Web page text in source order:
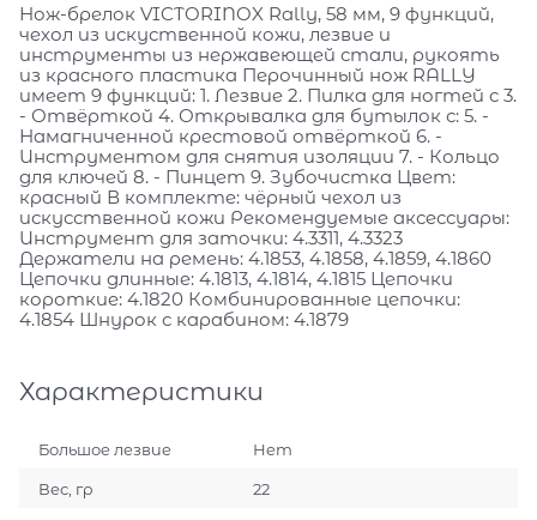
Нож-брелок VICTORINOX Rally, 58 мм, 9 функций,
чехол из искуственной кожи, лезвие и
инструменты из нержавеющей стали, рукоять
из красного пластика Перочинный нож RALLY
имеет 9 функций: 1. Лезвие 2. Пилка для ногтей с 3.
- Отвёрткой 4. Открывалка для бутылок с: 5. -
Намагниченной крестовой отвёрткой 6. -
Инструментом для снятия изоляции 7. - Кольцо
для ключей 8. - Пинцет 9. Зубочистка Цвет:
красный В комплекте: чёрный чехол из
искусственной кожи Рекомендуемые аксессуары:
Инструмент для заточки: 4.3311, 4.3323
Держатели на ремень: 4.1853, 4.1858, 4.1859, 4.1860
Цепочки длинные: 4.1813, 4.1814, 4.1815 Цепочки
короткие: 4.1820 Комбинированные цепочки:
4.1854 Шнурок с карабином: 4.1879
Характеристики
Большое лезвие Нет
Вес, гр 22